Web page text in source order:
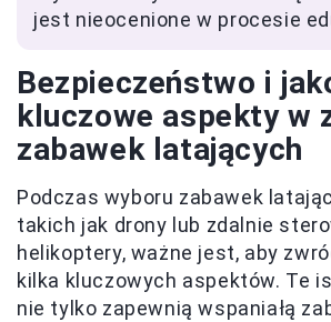
jest nieocenione w procesie
Bezpieczeństwo i
kluczowe aspekty w
zabawek latających
Podczas wyboru zabawek
takich jak drony lub zdalnie
helikoptery, ważne jest, aby
kilka kluczowych aspektów. Te
nie tylko zapewnią wspaniałą